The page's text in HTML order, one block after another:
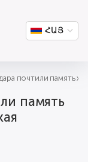
ՀԱՅ
почтили память
память